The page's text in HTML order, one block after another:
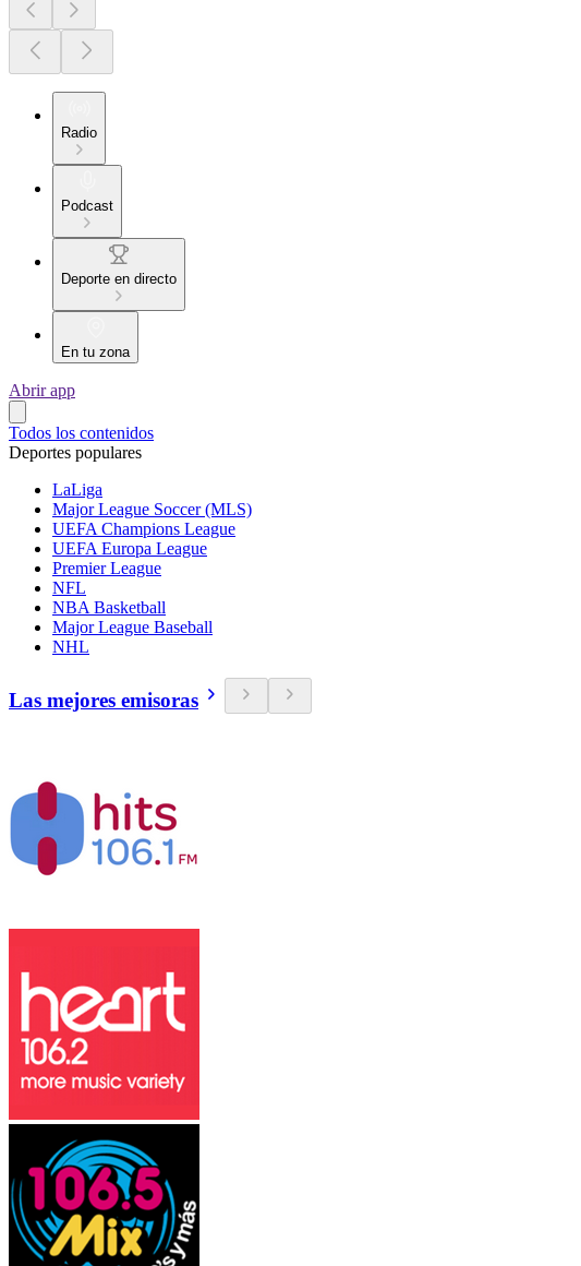
Radio
Podcast
Deporte en directo
En tu zona
Abrir app
Todos los contenidos
Deportes populares
LaLiga
Major League Soccer (MLS)
UEFA Champions League
UEFA Europa League
Premier League
NFL
NBA Basketball
Major League Baseball
NHL
Las mejores emisoras